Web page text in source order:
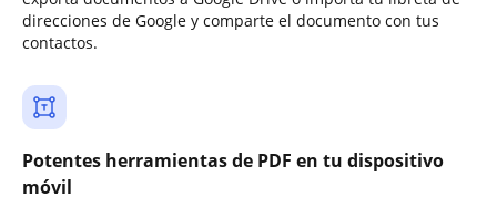
direcciones de Google y comparte el documento con tus
contactos.
Potentes herramientas de PDF en tu dispositivo
móvil